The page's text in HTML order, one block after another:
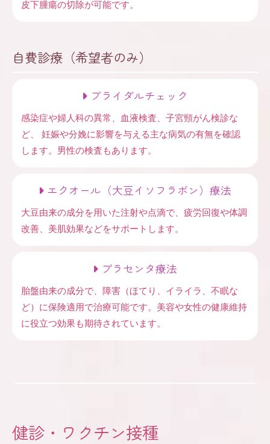
皮下腫瘍の切除が可能です。
自費診療（希望者のみ）
ブライダルチェック
感染症や婦人科の異常、血液検査、子宮頸がん検診な
ど、 妊娠や分娩に影響を与える主な病気の有無を確認
します。男性の検査もあります。
エクオール（大豆イソフラボン）療法
大豆由来の成分を用いた注射や点滴で、疲労回復や体調
改善、美肌効果などをサポートします。
プラセンタ療法
胎盤由来の成分で、障害（ほてり、イライラ、不眠な
ど）に保険適用で治療可能です。美容や女性の健康維持
に役立つ効果も期待されています。
健診・ワクチン接種